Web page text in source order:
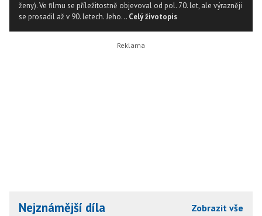
ženy). Ve filmu se příležitostně objevoval od pol. 70. let, ale výrazněji
se prosadil až v 90. letech. Jeho... Celý životopis
Nejznámější díla Zobrazit vše